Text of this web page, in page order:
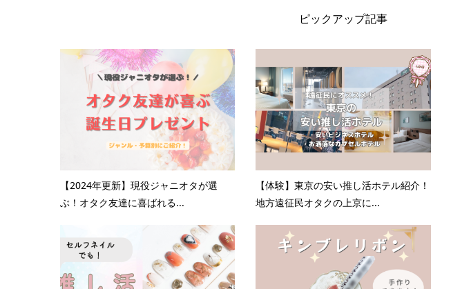
ピックアップ記事
【2024年更新】現役ジャニオタが選
ぶ！オタク友達に喜ばれる...
【体験】東京の安い推し活ホテル紹介！
地方遠征民オタクの上京に...